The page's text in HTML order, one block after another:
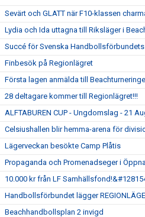
Sevärt och GLATT när F10-klassen
Lydia och Ida uttagna till Riksläger i
Succé för Svenska
Finbesök på Regionlägret
Första lagen anmälda till
28 deltagare kommer till Regionlägret!!!
ALFTABUREN CUP - Ungdomslag - 21
Celsiushallen blir hemma-arena för
Lägerveckan besökte Camp Plåtis
Propaganda och Promenadseger i
10.000 kr från LF
Handbollsförbundet lägger
Beachhandbollsplan 2 invigd